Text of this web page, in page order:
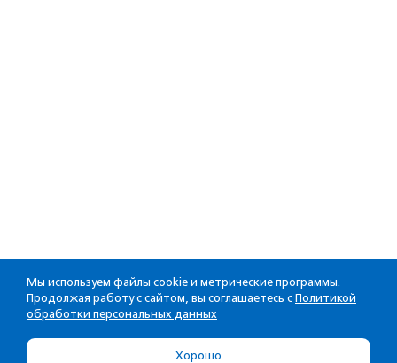
Мы используем файлы cookie и метрические программы.
Продолжая работу с сайтом, вы соглашаетесь с Политикой
обработки персональных данных
Хорошо